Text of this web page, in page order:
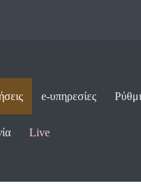
e-υπηρεσίες
Live